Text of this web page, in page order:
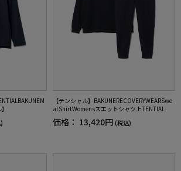
【テンシャル】BAKUNERECOVERYWEARSwe
atShirtWomensスエットシャツ上TENTIAL
価格： 13,420円 (税込)